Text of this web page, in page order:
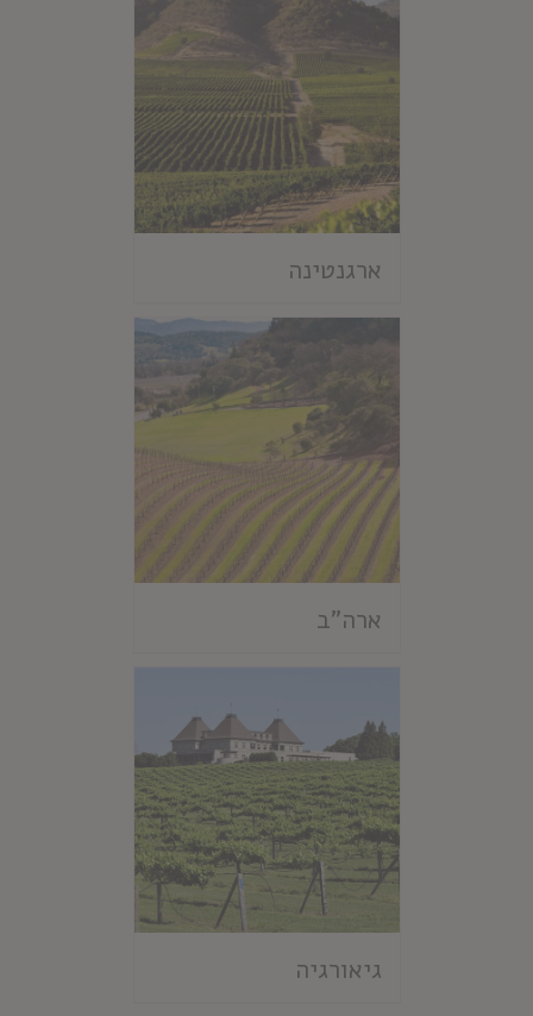
ארגנטינה
ארה"ב
גיאורגיה